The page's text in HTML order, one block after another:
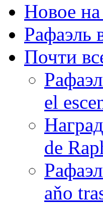
Новое
Рафаэль
Почти
el
de
aňo